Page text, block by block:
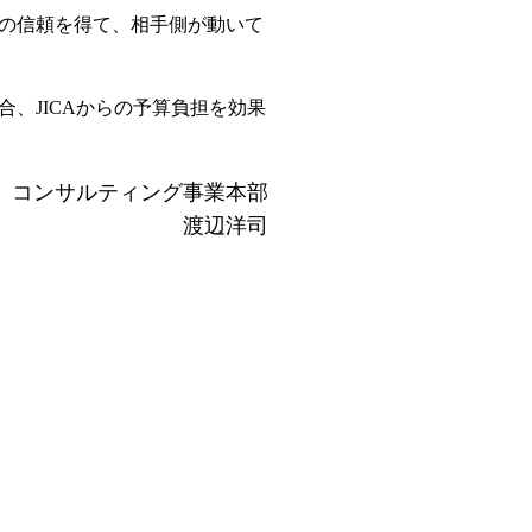
信頼を得て、相手側が動いて
、JICAからの予算負担を効果
コンサルティング事業本部
渡辺洋司